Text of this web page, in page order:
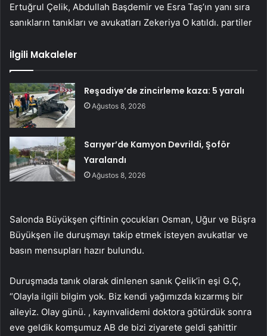
Ertuğrul Çelik, Abdullah Başdemir ve Esra Taş’ın yanı sıra
sanıkların tanıkları ve avukatları Zekeriya O katıldı. partiler
İlgili Makaleler
Reşadiye’de zincirleme kaza: 5 yaralı
Ağustos 8, 2026
Sarıyer’de Kamyon Devrildi, Şoför
Yaralandı
Ağustos 8, 2026
Salonda Büyükşen çiftinin çocukları Osman, Uğur ve Büşra
Büyükşen ile duruşmayı takip etmek isteyen avukatlar ve
basın mensupları hazır bulundu.
Duruşmada tanık olarak dinlenen sanık Çelik’in eşi G.Ç,
“Olayla ilgili bilgim yok. Biz kendi yağımızda kızarmış bir
aileyiz. Olay günü. , kayınvalidemi doktora götürdük sonra
eve geldik komşumuz AB de bizi ziyarete geldi şahittir